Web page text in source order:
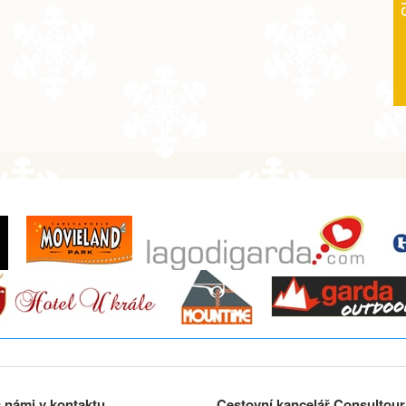
5 400 Kč objednej
7 200 Kč objednej
12 500 Kč